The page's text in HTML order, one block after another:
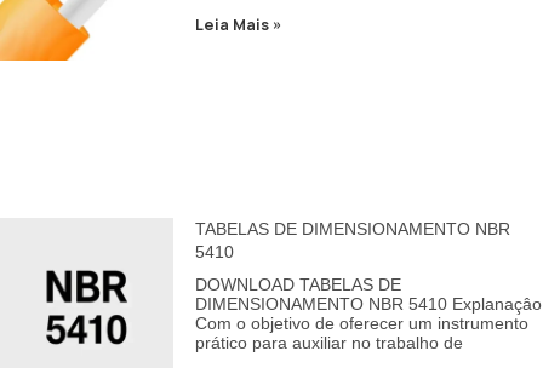
Leia Mais »
TABELAS DE DIMENSIONAMENTO NBR
5410
DOWNLOAD TABELAS DE
DIMENSIONAMENTO NBR 5410 Explanaçâo
Com o objetivo de oferecer um instrumento
prático para auxiliar no trabalho de